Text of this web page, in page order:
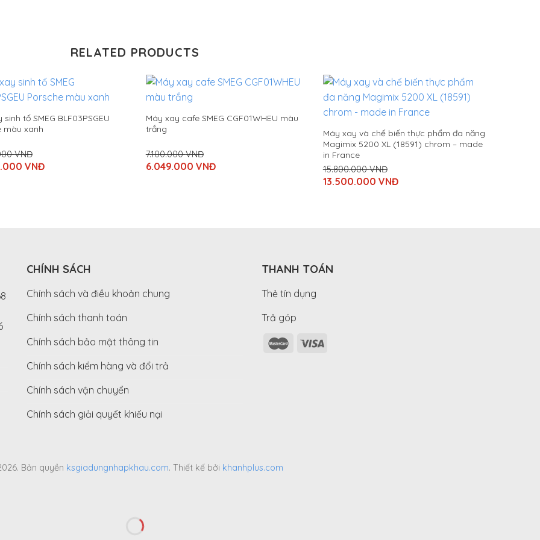
RELATED PRODUCTS
tố SMEG BLF03PSGEU
màu xanh
VNĐ
VNĐ
Máy xay cafe SMEG CGF01WHEU màu
trắng
7.100.000VNĐ
Original
price
6.049.000 VNĐ
Máy xay và chế biến thực phẩm đa năng
Magimix 5200 XL (18591) chrom – made
in France
15.800.000VNĐ
Original
price
13.500.000 VNĐ
CHÍNH SÁCH
Chính sách và điều khoản chung
Chính sách thanh toán
Chính sách bảo mật thông tin
Chính sách kiểm hàng và đổi trả
Chính sách vận chuyển
Chính sách giải quyết khiếu nại
THANH TOÁN
Thẻ tín dụng
Trả góp
Bản quyền ksgiadungnhapkhau.com. Thiết kế bởi khanhplus.com